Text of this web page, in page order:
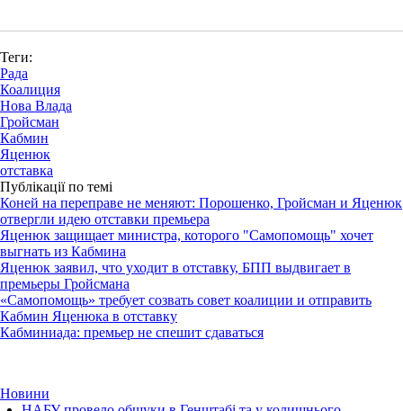
Теги:
Рада
Коалиция
Нова Влада
Гройсман
Кабмин
Яценюк
отставка
Публікації по темі
Коней на переправе не меняют: Порошенко, Гройсман и Яценюк
отвергли идею отставки премьера
Яценюк защищает министра, которого "Самопомощь" хочет
выгнать из Кабмина
Яценюк заявил, что уходит в отставку, БПП выдвигает в
премьеры Гройсмана
«Самопомощь» требует созвать совет коалиции и отправить
Кабмин Яценюка в отставку
Кабминиада: премьер не спешит сдаваться
Новини